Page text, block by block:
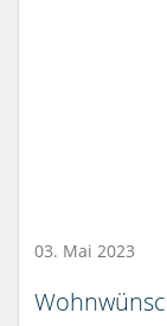
03. Mai 2023